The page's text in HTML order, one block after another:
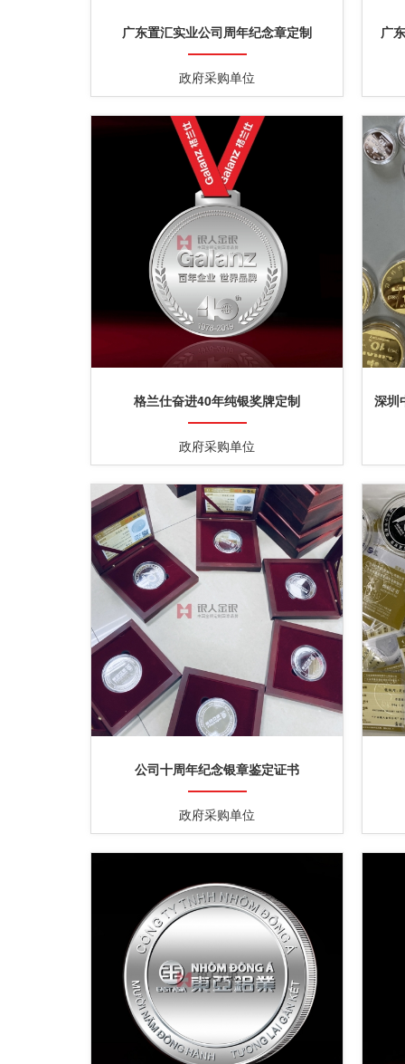
广东置汇实业公司周年纪念章定制
政府采购单位
广
格兰仕奋进40年纯银奖牌定制
政府采购单位
深圳
公司十周年纪念银章鉴定证书
政府采购单位